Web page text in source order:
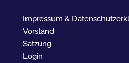
Impressum &
Vorstand
Satzung
Login